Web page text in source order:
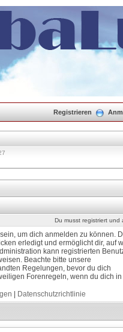
Registrieren
Du musst registriert
um dich anmelden zu können.
erledigt und ermöglicht dir, auf
kann registrierten
Beachte bitte unsere
Regelungen, bevor du dich
Forenregeln, wenn du dich in
Datenschutzrichtlinie